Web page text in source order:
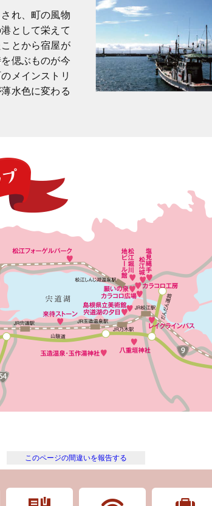
れ、町の風物
として栄えて
とから宿屋が
偲ぶものが今
メインストリ
水色に変わる
このページの間違いを報告する